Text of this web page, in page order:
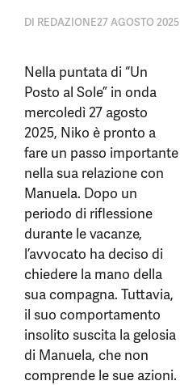
DI REDAZIONE27 AGOSTO 2025
Nella puntata di “Un
Posto al Sole” in onda
mercoledì 27 agosto
2025, Niko è pronto a
fare un passo importante
nella sua relazione con
Manuela. Dopo un
periodo di riflessione
durante le vacanze,
l’avvocato ha deciso di
chiedere la mano della
sua compagna. Tuttavia,
il suo comportamento
insolito suscita la gelosia
di Manuela, che non
comprende le sue azioni.